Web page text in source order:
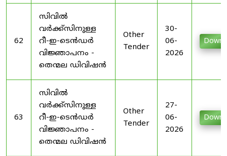
62
സിവിൽ
വർക്ക്സിനുള്ള
റീ-ഇ-ടെൻഡർ
വിജ്ഞാപനം -
തെന്മല ഡിവിഷൻ
Other
Tender
30-
06-
2026
63
സിവിൽ
വർക്ക്സിനുള്ള
റീ-ഇ-ടെൻഡർ
വിജ്ഞാപനം -
തെന്മല ഡിവിഷൻ
Other
Tender
27-
06-
2026